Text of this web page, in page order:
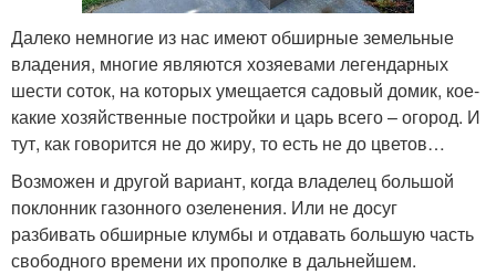
Далеко немногие из нас имеют обширные земельные
владения, многие являются хозяевами легендарных
шести соток, на которых умещается садовый домик, кое-
какие хозяйственные постройки и царь всего – огород. И
тут, как говорится не до жиру, то есть не до цветов…
Возможен и другой вариант, когда владелец большой
поклонник газонного озеленения. Или не досуг
разбивать обширные клумбы и отдавать большую часть
свободного времени их прополке в дальнейшем.